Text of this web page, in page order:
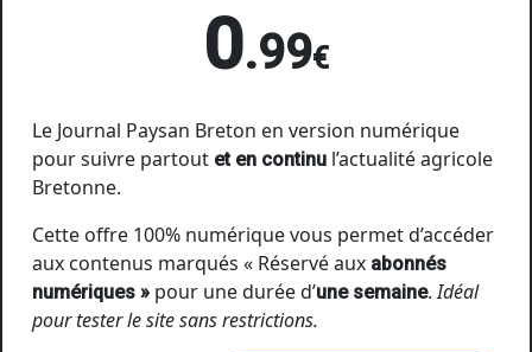
0.99€
Le Journal Paysan Breton en version numérique
pour suivre partout et en continu l’actualité agricole
Bretonne.
Cette offre 100% numérique vous permet d’accéder
aux contenus marqués « Réservé aux abonnés
numériques » pour une durée d’une semaine. Idéal
pour tester le site sans restrictions.